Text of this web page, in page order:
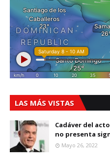
LAS MÁS VISTAS
Cadáver del
no presenta
Mayo 26, 2022